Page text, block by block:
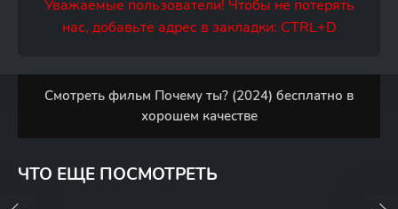
Уважаемые пользователи! Чтобы не потерять
нас, добавьте адрес в закладки: CTRL+D
Смотреть фильм Почему ты? (2024) бесплатно в
хорошем качестве
ЧТО ЕЩЕ ПОСМОТРЕТЬ